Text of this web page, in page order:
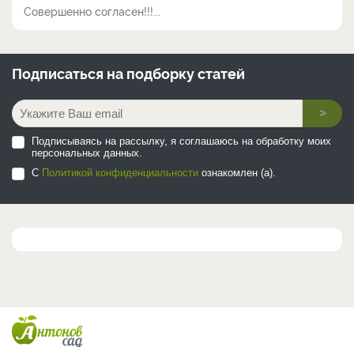
Совершенно согласен!!!...
Подписаться на подборку статей
>
Подписываясь на рассылку, я соглашаюсь на обработку моих
персональных данных.
С Политикой конфиденциальности ознакомлен (а).